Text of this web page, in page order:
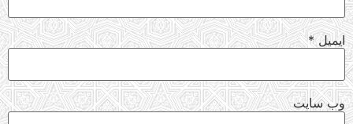
ایمیل*
وب‌ سایت